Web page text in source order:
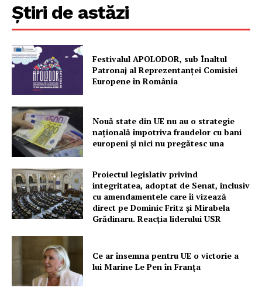
Un proiect
FREEDOM HOUSE ROMÂNIA
PRESShub
Despre noi / Echipa
Proiecte editoriale
Rețea
Contact
Știri de astăzi
Festivalul APOLODOR, sub Înaltul
Patronaj al Reprezentanței Comisiei
Europene în România
Nouă state din UE nu au o strategie
națională împotriva fraudelor cu bani
europeni și nici nu pregătesc una
Proiectul legislativ privind
integritatea, adoptat de Senat, inclusiv
cu amendamentele care îi vizează
direct pe Dominic Fritz și Mirabela
Grădinaru. Reacția liderului USR
Ce ar însemna pentru UE o victorie a
lui Marine Le Pen în Franța